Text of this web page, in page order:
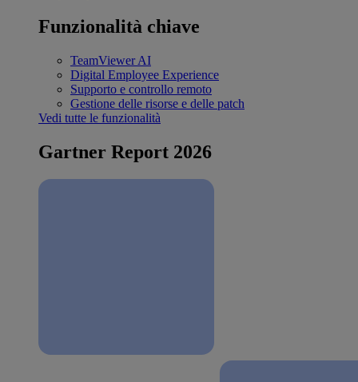
Funzionalità chiave
TeamViewer AI
Digital Employee Experience
Supporto e controllo remoto
Gestione delle risorse e delle patch
Vedi tutte le funzionalità
Gartner Report 2026